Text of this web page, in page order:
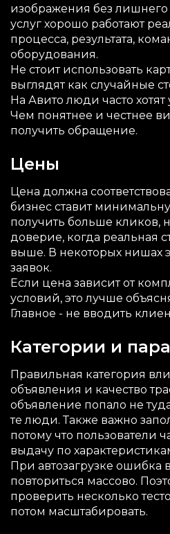
изображения без
услуг хорошо работают
процесса, результата,
оборудования.
Не стоит использовать
выглядят как случайные
На Авито люди часто хотят
Чем понятнее и честнее
получить обращение.
Цены
Цена должна
бизнес ставит
получить больше кликов,
доверие, когда реальная
выше. В некоторых нишах
заявок.
Если цена зависит от
условий, это лучше
Главное - не вводить
Категории и
Правильная категория
объявления и качество
объявление попало не
те люди. Также важно
потому что пользователи
выдачу по
При автозагрузке ошибка
повториться массово.
проверить несколько
потом масштабировать.